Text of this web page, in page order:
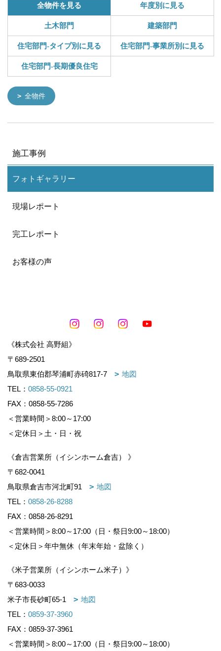
全物件を見る 年度別に見る
土木部門 建築部門
住宅部門-タイプ別に見る 住宅部門-事業所別に見る
住宅部門-長期優良住宅
全物件
施工事例
フォトギャラリー
現場レポート
完工レポート
お客様の声
《株式会社 高野組》
〒689-2501
鳥取県東伯郡琴浦町赤碕817-7
地図
TEL： 0858-55-0921
FAX：0858-55-7286
＜営業時間＞8:00～17:00
＜定休日＞土・日・祝
《倉吉営業所（イシンホーム倉吉） 》
〒682-0041
鳥取県倉吉市河北町91
地図
TEL： 0858-26-8288
FAX：0858-26-8291
＜営業時間＞8:00～17:00（日・祭日9:00～18:00）
＜定休日＞年中無休（年末年始・盆除く）
《米子営業所（イシンホーム米子）》
〒683-0033
米子市長砂町65-1
地図
TEL： 0859-37-3960
FAX：0859-37-3961
＜営業時間＞8:00～17:00（日・祭日9:00～18:00）